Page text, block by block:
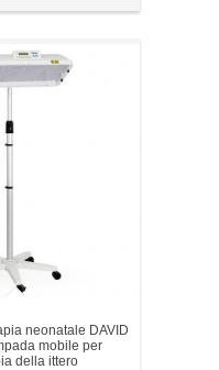
neonatale DAVID
mobile per
della ittero